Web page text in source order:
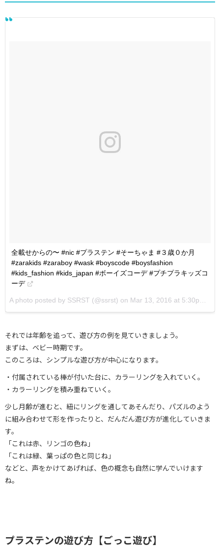
全載せからの〜 #nic #プラステン #そーちゃま #３歳０か月
#zarakids #zaraboy #wask #boyscode #boysfashion
#kids_fashion #kids_japan #ボーイズコーデ #プチプラキッズコ
ーデ
A photo posted by SSRST (@ssrst) on Mar 13, 2016 at 5:30pm PDT
それでは年齢を追って、遊び方の例を見ていきましょう。
まずは、ベビー時期です。
このころは、シンプルな遊び方が中心になります。
・付属されている棒が付いた台に、カラーリングを入れていく。
・カラーリングを積み重ねていく。
少し月齢が進むと、紐にリングを通してあそんだり、パズルのよう
に組み合わせて形を作ったりと、だんだん遊び方が進化していきま
す。
「これは赤、リンゴの色ね」
「これは緑、葉っぱの色と同じね」
などと、声をかけてあげれば、色の概念も自然に学んでいけます
ね。
プラステンの遊び方【ごっこ遊び】